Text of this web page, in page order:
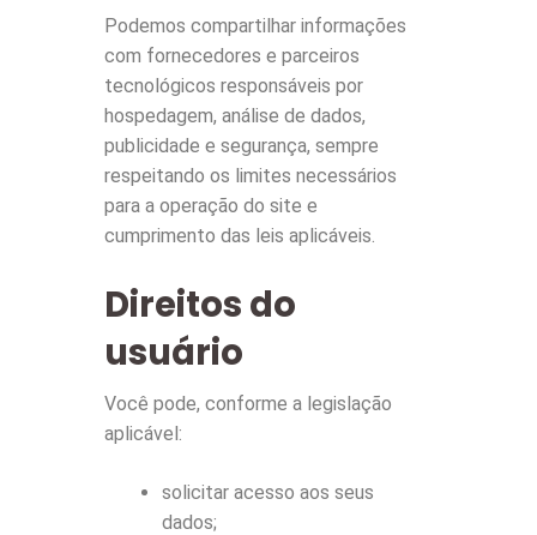
Podemos compartilhar informações
com fornecedores e parceiros
tecnológicos responsáveis por
hospedagem, análise de dados,
publicidade e segurança, sempre
respeitando os limites necessários
para a operação do site e
cumprimento das leis aplicáveis.
Direitos do
usuário
Você pode, conforme a legislação
aplicável:
solicitar acesso aos seus
dados;